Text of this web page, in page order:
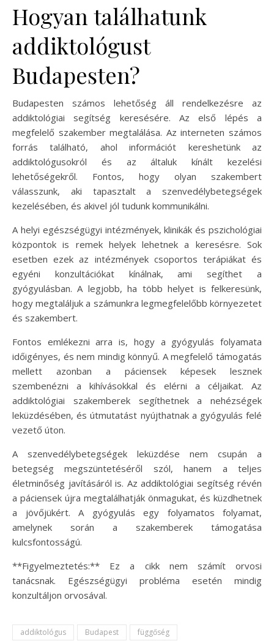
Hogyan találhatunk
addiktológust
Budapesten?
Budapesten számos lehetőség áll rendelkezésre az
addiktológiai segítség keresésére. Az első lépés a
megfelelő szakember megtalálása. Az interneten számos
forrás található, ahol információt kereshetünk az
addiktológusokról és az általuk kínált kezelési
lehetőségekről. Fontos, hogy olyan szakembert
válasszunk, aki tapasztalt a szenvedélybetegségek
kezelésében, és akivel jól tudunk kommunikálni.
A helyi egészségügyi intézmények, klinikák és pszichológiai
központok is remek helyek lehetnek a keresésre. Sok
esetben ezek az intézmények csoportos terápiákat és
egyéni konzultációkat kínálnak, ami segíthet a
gyógyulásban. A legjobb, ha több helyet is felkeresünk,
hogy megtaláljuk a számunkra legmegfelelőbb környezetet
és szakembert.
Fontos emlékezni arra is, hogy a gyógyulás folyamata
időigényes, és nem mindig könnyű. A megfelelő támogatás
mellett azonban a páciensek képesek lesznek
szembenézni a kihívásokkal és elérni a céljaikat. Az
addiktológiai szakemberek segíthetnek a nehézségek
leküzdésében, és útmutatást nyújthatnak a gyógyulás felé
vezető úton.
A szenvedélybetegségek leküzdése nem csupán a
betegség megszüntetéséről szól, hanem a teljes
életminőség javításáról is. Az addiktológiai segítség révén
a páciensek újra megtalálhatják önmagukat, és küzdhetnek
a jövőjükért. A gyógyulás egy folyamatos folyamat,
amelynek során a szakemberek támogatása
kulcsfontosságú.
**Figyelmeztetés:** Ez a cikk nem számít orvosi
tanácsnak. Egészségügyi probléma esetén mindig
konzultáljon orvosával.
addiktológus Budapest függőség